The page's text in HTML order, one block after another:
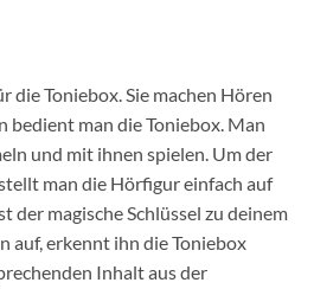
die Toniebox. Sie machen Hören
bedient man die Toniebox. Man
und mit ihnen spielen. Um der
man die Hörfigur einfach auf
der magische Schlüssel zu deinem
auf, erkennt ihn die Toniebox
Inhalt aus der